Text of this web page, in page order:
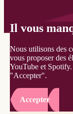
Il vous
Nous utilisons des
vous proposer des
YouTube et
"Accepter".
Accepter